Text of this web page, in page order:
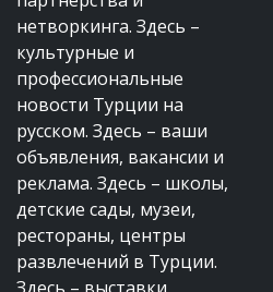
нетворкинга. Здесь –
культурные и
профессиональные
новости Турции на
русском. Здесь – ваши
объявления, вакансии и
реклама. Здесь – школы,
детские сады, музеи,
рестораны, центры
развлечений в Турции.